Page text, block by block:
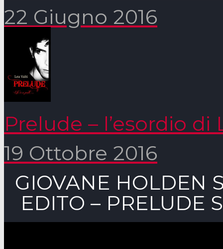
22 Giugno 2016
Prelude – l’esordio di
19 Ottobre 2016
GIOVANE HOLDEN
EDITO – PRELUDE